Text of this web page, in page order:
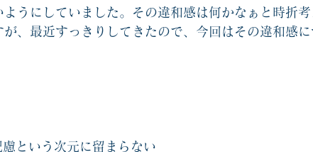
ようにしていました。その違和感は何かなぁと時折
が、最近すっきりしてきたので、今回はその違和感
という次元に留まらない